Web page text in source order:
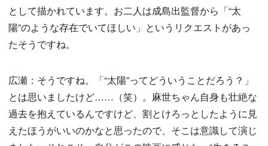
として描かれています。お二人は成島出監督から「“太
陽”のような存在でいてほしい」というリクエストがあっ
たそうですね。
広瀬：そうですね。「“太陽”ってどういうことだろう？」
とは思いましたけど……（笑）。麻世ちゃん自身も壮絶な
過去を抱えているんですけど、割とけろっとしたように見
えたほうがいいのかなと思ったので、そこは意識して演じ